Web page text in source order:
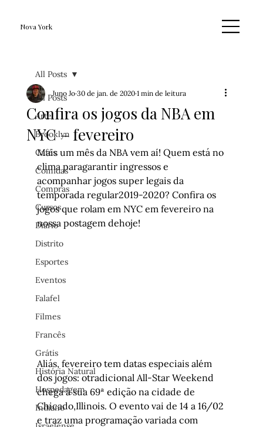
Nova York
All Posts
Arte
Brooklyn
Cafés
Comidas
Compras
Cursos
Diário
Distrito
Esportes
Eventos
Falafel
Filmes
Francês
Grátis
História Natural
Hospedagem
Indiano
All Posts
Confira os jogos da NBA em
NYC – fevereiro
Juno Jo 30 de jan. de 2020 1 min de leitura
Mais um mês da NBA vem aí! Quem está no
clima paragarantir ingressos e
acompanhar jogos super legais da
temporada regular2019-2020? Confira os
jogos que rolam em NYC em fevereiro na
nossa postagem dehoje!
Aliás, fevereiro tem datas especiais além
dos jogos: otradicional All-Star Weekend
chega à sua 69ª edição na cidade de
Chicado,Illinois. O evento vai de 14 a 16/02
e traz uma programação variada com